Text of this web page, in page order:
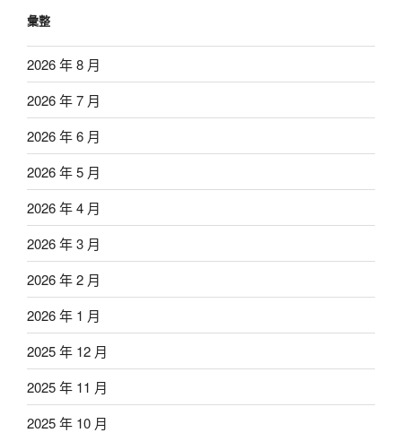
彙整
2026 年 8 月
2026 年 7 月
2026 年 6 月
2026 年 5 月
2026 年 4 月
2026 年 3 月
2026 年 2 月
2026 年 1 月
2025 年 12 月
2025 年 11 月
2025 年 10 月